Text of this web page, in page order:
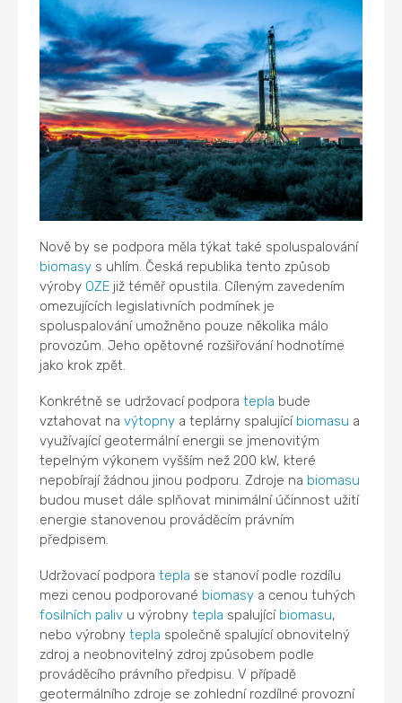
Nově by se podpora měla týkat také spoluspalování
biomasy s uhlím. Česká republika tento způsob
výroby OZE již téměř opustila. Cíleným zavedením
omezujících legislativních podmínek je
spoluspalování umožněno pouze několika málo
provozům. Jeho opětovné rozšiřování hodnotíme
jako krok zpět.
Konkrétně se udržovací podporatepla bude
vztahovat navýtopny a teplárny spalující biomasu a
využívající geotermální energii se jmenovitým
tepelným výkonem vyšším než 200 kW, které
nepobírají žádnou jinou podporu. Zdroje na biomasu
budou muset dále splňovat minimální účinnost užití
energie stanovenou prováděcím právním
předpisem.
Udržovací podporatepla se stanoví podle rozdílu
mezi cenou podporované biomasy a cenou tuhých
fosilních paliv u výrobnytepla spalující biomasu,
nebo výrobnytepla společně spalující obnovitelný
zdroj a neobnovitelný zdroj způsobem podle
prováděcího právního předpisu. V případě
geotermálního zdroje se zohlední rozdílné provozní